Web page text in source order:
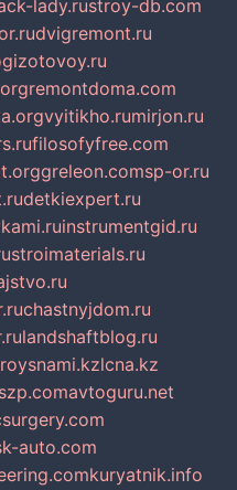
lady.rustroy-db.com
dvigremont.ru
remontdoma.com
vyitikho.rumirjon.ru
filosofyfree.com
greleon.comsp-or.ru
detkiexpert.ru
instrumentgid.ru
stroimaterials.ru
chastnyjdom.ru
landshaftblog.ru
lcna.kz
avtoguru.net
auto.com
kuryatnik.info